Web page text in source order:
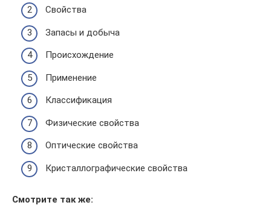
Свойства
Запасы и добыча
Происхождение
Применение
Классификация
Физические свойства
Оптические свойства
Кристаллографические свойства
Смотрите так же: